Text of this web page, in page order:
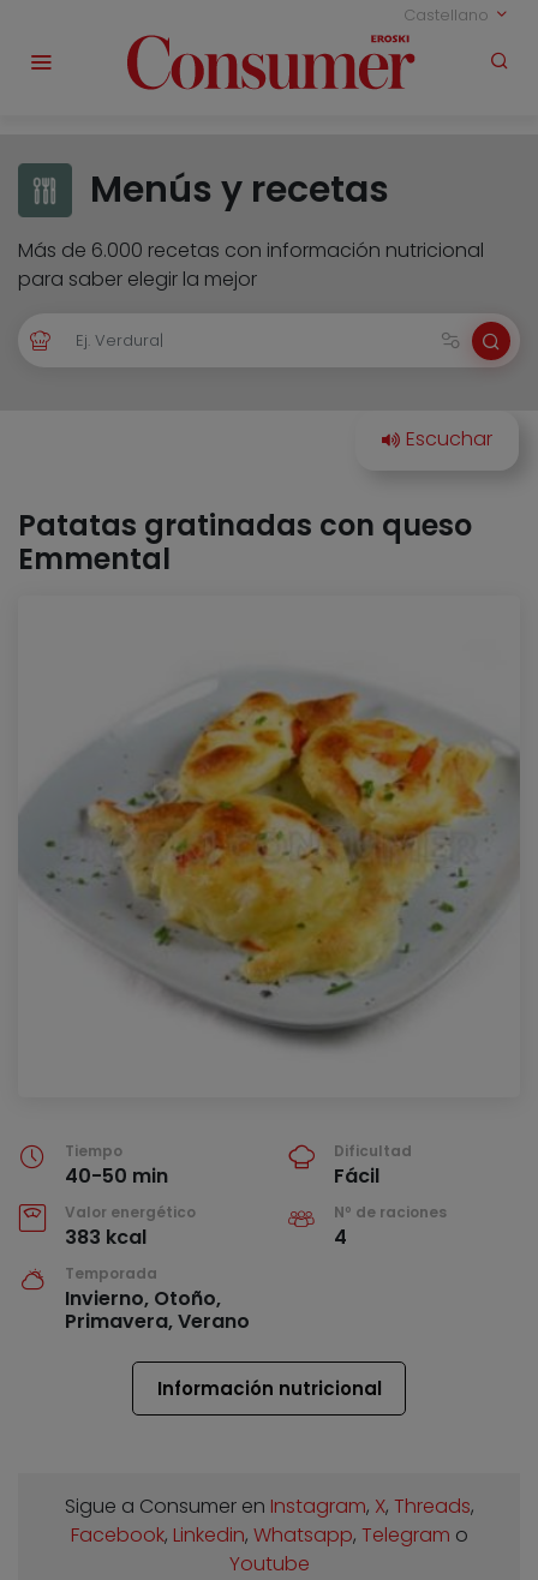
Castellano
Menús y recetas
Más de 6.000 recetas con información nutricional
para saber elegir la mejor
Patatas gratinadas con queso
Emmental
Tiempo
40-50 min
Dificultad
Fácil
Valor energético
383 kcal
Nº de raciones
4
Temporada
Invierno, Otoño,
Primavera, Verano
Información nutricional
Sigue a Consumer en Instagram, X, Threads,
Facebook, Linkedin, Whatsapp, Telegram o
Youtube